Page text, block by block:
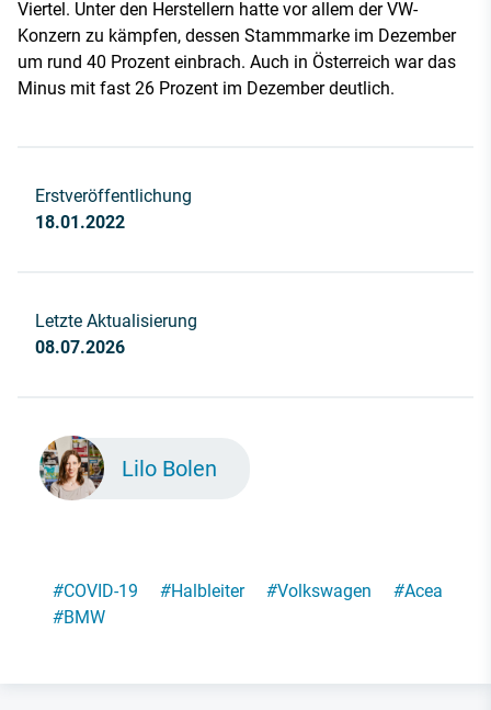
Viertel. Unter den Herstellern hatte vor allem der VW-
Konzern zu kämpfen, dessen Stammmarke im Dezember
um rund 40 Prozent einbrach. Auch in Österreich war das
Minus mit fast 26 Prozent im Dezember deutlich.
Erstveröffentlichung
18.01.2022
Letzte Aktualisierung
08.07.2026
Lilo Bolen
#COVID-19 #Halbleiter #Volkswagen #Acea
#BMW